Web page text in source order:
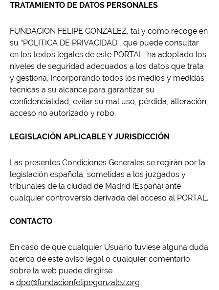
TRATAMIENTO DE DATOS PERSONALES
FUNDACION FELIPE GONZALEZ, tal y como recoge en
su “POLITICA DE PRIVACIDAD”, que puede consultar
en los textos legales de este PORTAL, ha adoptado los
niveles de seguridad adecuados a los datos que trata
y gestiona, incorporando todos los medios y medidas
técnicas a su alcance para garantizar su
confidencialidad, evitar su mal uso, pérdida, alteración,
acceso no autorizado y robo.
LEGISLACIÓN APLICABLE Y JURISDICCIÓN
Las presentes Condiciones Generales se regirán por la
legislación española, sometidas a los juzgados y
tribunales de la ciudad de Madrid (España) ante
cualquier controversia derivada del acceso al PORTAL.
CONTACTO
En caso de que cualquier Usuario tuviese alguna duda
acerca de este aviso legal o cualquier comentario
sobre la web puede dirigirse
a dpo@fundacionfelipegonzalez.org